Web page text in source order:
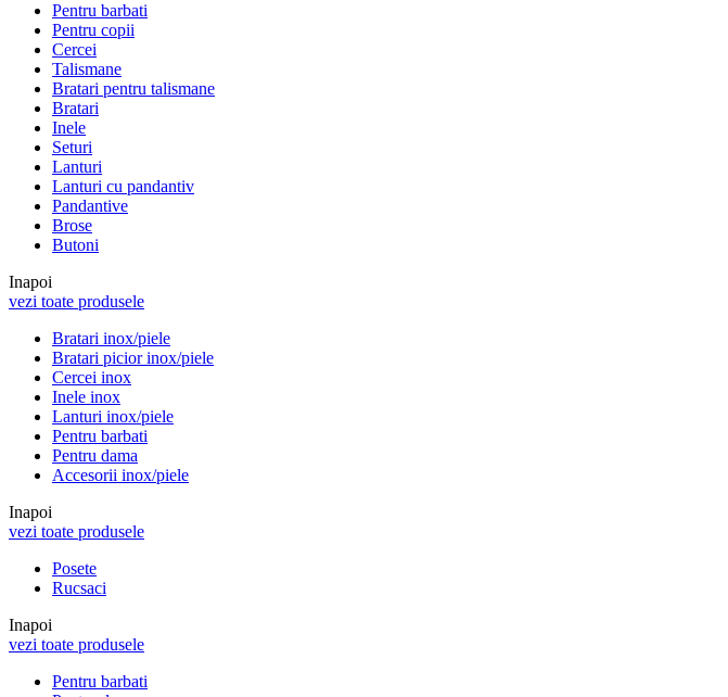
Pentru barbati
Pentru copii
Cercei
Talismane
Bratari pentru talismane
Bratari
Inele
Seturi
Lanturi
Lanturi cu pandantiv
Pandantive
Brose
Butoni
Inapoi
vezi toate produsele
Bratari inox/piele
Bratari picior inox/piele
Cercei inox
Inele inox
Lanturi inox/piele
Pentru barbati
Pentru dama
Accesorii inox/piele
Inapoi
vezi toate produsele
Posete
Rucsaci
Inapoi
vezi toate produsele
Pentru barbati